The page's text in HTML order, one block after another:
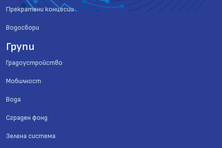
Прекратени концесии
Водосбори
Групи
Градоустройство
Мобилност
Вода
Сграден фонд
Зелена система